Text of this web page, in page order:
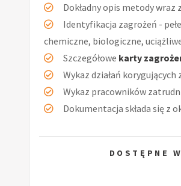
Dokładny opis metody
Identyfikacja zagrożeń -
chemiczne, biologiczne,
Szczegółowe karty
Wykaz działań
Wykaz pracowników
Dokumentacja składa się z
DOSTĘPNE